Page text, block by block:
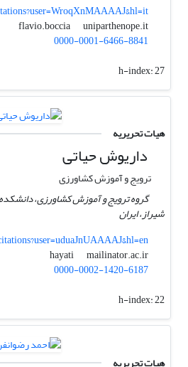
flavio.boccia
uniparthenope.it
0000-0001-6466-8841
h-index:27
هیات تحریریه
داریوش حیاتی
ترویج و آموزش کشاورزی
گروه ترویج و آموزش کشاورزی،
شیراز، ایران
hayati
mailinator.ac.ir
0000-0002-1420-6187
h-index:22
هیات تحریریه